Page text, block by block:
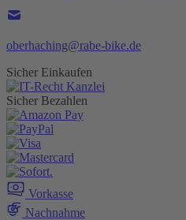
oberhaching@rabe-bike.de
Sicher Einkaufen
Sicher Bezahlen
Vorkasse
Nachnahme